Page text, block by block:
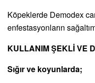
Köpeklerde Demodex
enfestasyonların
KULLANIM ŞEKLİ VE
Sığır ve koyunlarda;